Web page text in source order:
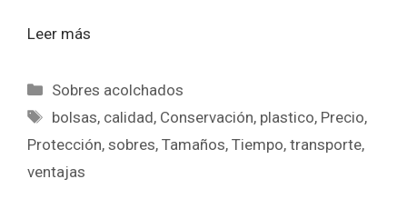
Leer más
Categorías
Sobres acolchados
Etiquetas
bolsas, calidad, Conservación, plastico, Precio,
Protección, sobres, Tamaños, Tiempo, transporte,
ventajas